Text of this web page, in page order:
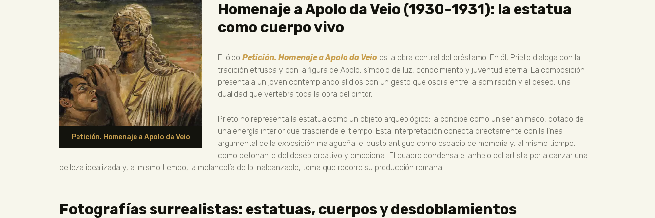
Petición. Homenaje a Apolo da Veio
Homenaje a Apolo da Veio (1930-1931): la estatua
como cuerpo vivo
El óleo Petición. Homenaje a Apolo da Veio es la obra central del préstamo. En él, Prieto dialoga con la
tradición etrusca y con la figura de Apolo, símbolo de luz, conocimiento y juventud eterna. La composición
presenta a un joven contemplando al dios con un gesto que oscila entre la admiración y el deseo, una
dualidad que vertebra toda la obra del pintor.
Prieto no representa la estatua como un objeto arqueológico; la concibe como un ser animado, dotado de
una energía interior que trasciende el tiempo. Esta interpretación conecta directamente con la línea
argumental de la exposición malagueña: el busto antiguo como espacio de memoria y, al mismo tiempo,
como detonante del deseo creativo y emocional. El cuadro condensa el anhelo del artista por alcanzar una
belleza idealizada y, al mismo tiempo, la melancolía de lo inalcanzable, tema que recorre su producción romana.
Fotografías surrealistas: estatuas, cuerpos y desdoblamientos